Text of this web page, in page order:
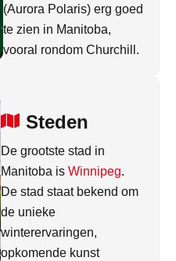
(Aurora Polaris) erg goed
te zien in Manitoba,
vooral rondom Churchill.
Steden
De grootste stad in
Manitoba is Winnipeg.
De stad staat bekend om
de unieke
winterervaringen,
opkomende kunst